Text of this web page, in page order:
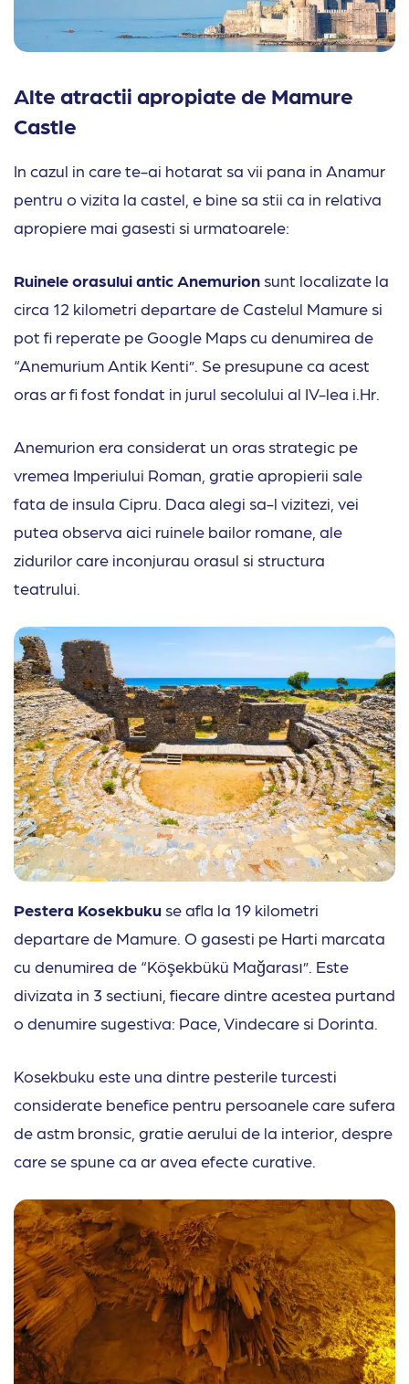
Alte atractii apropiate de Mamure
Castle
In cazul in care te-ai hotarat sa vii pana in Anamur
pentru o vizita la castel, e bine sa stii ca in relativa
apropiere mai gasesti si urmatoarele:
Ruinele orasului antic Anemurion sunt localizate la
circa 12 kilometri departare de Castelul Mamure si
pot fi reperate pe Google Maps cu denumirea de
“Anemurium Antik Kenti”. Se presupune ca acest
oras ar fi fost fondat in jurul secolului al IV-lea i.Hr.
Anemurion era considerat un oras strategic pe
vremea Imperiului Roman, gratie apropierii sale
fata de insula Cipru. Daca alegi sa-l vizitezi, vei
putea observa aici ruinele bailor romane, ale
zidurilor care inconjurau orasul si structura
teatrului.
Pestera Kosekbuku se afla la 19 kilometri
departare de Mamure. O gasesti pe Harti marcata
cu denumirea de “Köşekbükü Mağarası”. Este
divizata in 3 sectiuni, fiecare dintre acestea purtand
o denumire sugestiva: Pace, Vindecare si Dorinta.
Kosekbuku este una dintre pesterile turcesti
considerate benefice pentru persoanele care sufera
de astm bronsic, gratie aerului de la interior, despre
care se spune ca ar avea efecte curative.